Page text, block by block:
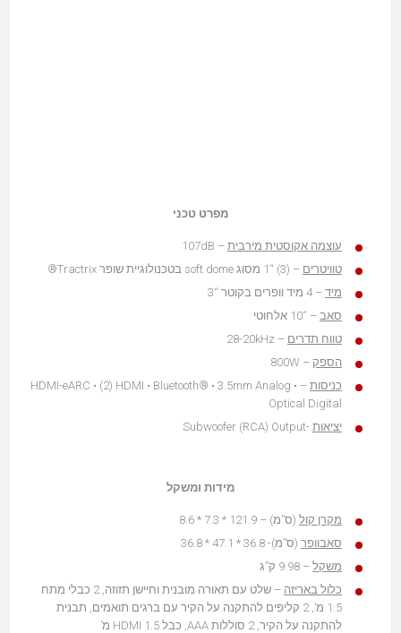
מפרט טכני
עוצמה אקוסטית מירבית – 107dB
טוויטרים – (3) “1 מסוג soft dome בטכנולוגיית שופר Tractrix®
מיד – 4 מיד וופרים בקוטר “3
סאב – “10 אלחוטי
טווח תדרים – 28-20kHz
הספק – 800W
כניסות
– HDMI-eARC • (2) HDMI • Bluetooth® • 3.5mm Analog •
Optical Digital
יציאות -Subwoofer (RCA) Output
מידות ומשקל
מקרן קול (ס”מ) – 121.9 * 7.3 * 8.6
סאבוופר (ס”מ)- 36.8 * 47.1 * 36.8
משקל – 9.98 ק”ג
כלול באריזה
– שלט עם תאורה מובנית וחיישן תזוזה, 2 כבלי מתח
1.5 מ’, 2 קליפים להתקנה על הקיר עם ברגים תואמים, תבנית
להתקנה על הקיר, 2 סוללות AAA, כבל HDMI 1.5 מ’